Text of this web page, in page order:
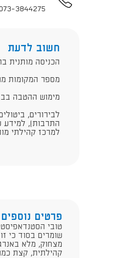
3844275
חשוב לדעת
הכניסה מותנית
מספר המקומות
מימוש ההטבה
לבירורים,
התרבות), למידע
למרכז קהילתי
פרטים נוספים
טובי
שומרים בסוד כי
מצחוק, מלא
קהילתית, קצת